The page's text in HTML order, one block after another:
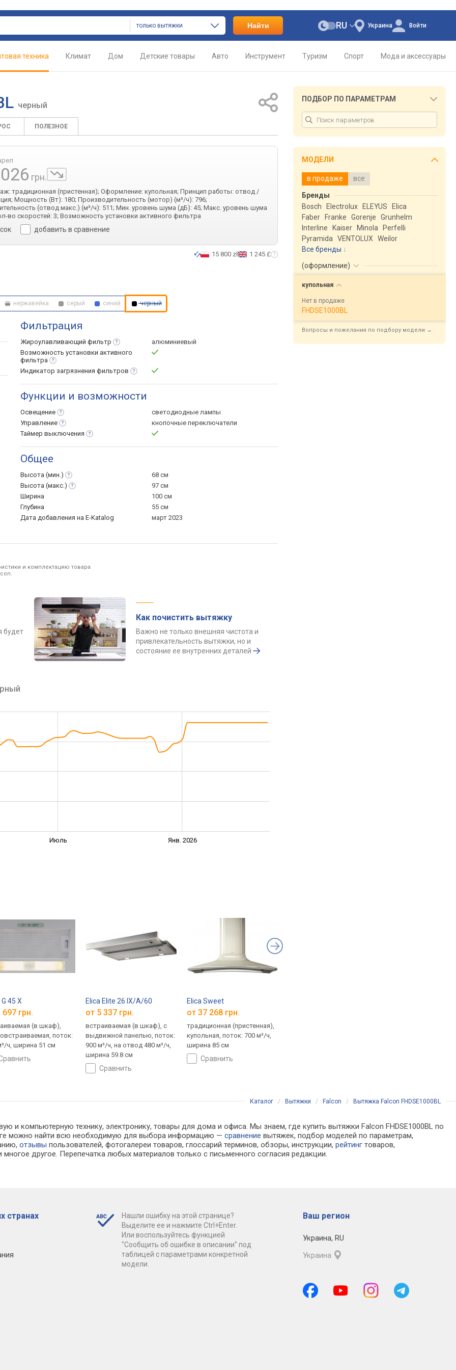
только вытяжки Найти Украина
RU Войти
техника Климат Дом Детские товары Авто Инструмент Туризм Спорт Мода и аксессуары
черный
ПОЛЕЗНОЕ
грн.
традиционная (пристенная); Оформление: купольная; Принцип работы: отвод /
Мощность (Вт): 180; Производительность (мотор) (м³/ч): 796;
(отвод макс.) (м³/ч): 511; Мин. уровень шума (дБ): 45; Макс. уровень шума
во скоростей: 3; Возможность установки активного фильтра
добавить в сравнение
15 800 zł 1 245 £
нержавейка серый синий черный
Фильтрация
Жироулавливающий фильтр
алюминиевый
Возможность установки активного
фильтра
Индикатор загрязнения фильтров
Функции и возможности
Освещение
светодиодные лампы
Управление
кнопочные переключатели
Таймер выключения
Общее
Высота (мин.)
68 см
Высота (макс.)
97 см
Ширина
100 см
Глубина
55 см
Дата добавления на E-Katalog
март 2023
и комплектацию товара
будет
Как почистить вытяжку
Важно не только внешняя чистота и
привлекательность вытяжки, но и
состояние ее внутренних деталей
Июль Янв. 2026
45 X
697 грн.
(в шкаф),
поток:
ч, ширина 51 см
сравнить
Elica Elite 26 IX/A/60
от 5 337 грн.
встраиваемая (в шкаф), с
выдвижной панелью, поток:
900 м³/ч, на отвод 480 м³/ч,
ширина 59.8 см
сравнить
Elica Sweet
от 37 268 грн.
традиционная (пристенная),
купольная, поток: 700 м³/ч,
ширина 85 см
сравнить
ПОДБОР ПО ПАРАМЕТРАМ
МОДЕЛИ
в продаже все
Бренды
Bosch
Electrolux ELEYUS
Elica
Faber
Franke Gorenje
Grunhelm
Interline
Kaiser Minola
Perfelli
Pyramida
VENTOLUX
Weilor
Все бренды
(оформление)
купольная
Нет в продаже
FHDSE1000BL
Вопросы и пожелания по подбору модели →
Каталог / Вытяжки / Falcon / Вытяжка Falcon FHDSE1000BL
и компьютерную технику, электронику, товары для дома и офиса. Мы знаем, где купить вытяжки Falcon FHDSE1000BL по
можно найти всю необходимую для выбора информацию —сравнение вытяжек, подбор моделей по параметрам,
отзывы пользователей, фотогалереи товаров, глоссарий терминов, обзоры, инструкции,рейтинг товаров,
многое другое. Перепечатка любых материалов только с письменного согласия редакции.
странах
Нашли ошибку на этой странице?
Выделите ее и нажмите Ctrl+Enter.
Или воспользуйтесь функцией
"Сообщить об ошибке в описании" под
таблицей с параметрами конкретной
модели.
Ваш регион
Украина, RU
Украина